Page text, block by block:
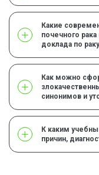
Какие
почечного
доклада по
Как можно
синонимов и
К каким
причин,